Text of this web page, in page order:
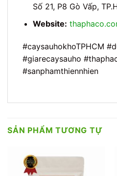
Số 21, P8 Gò Vấp,
Website:
#caysauhokhoTPHCM
#giarecaysauho
#sanphamthiennhien
SẢN PHẨM TƯƠNG TỰ